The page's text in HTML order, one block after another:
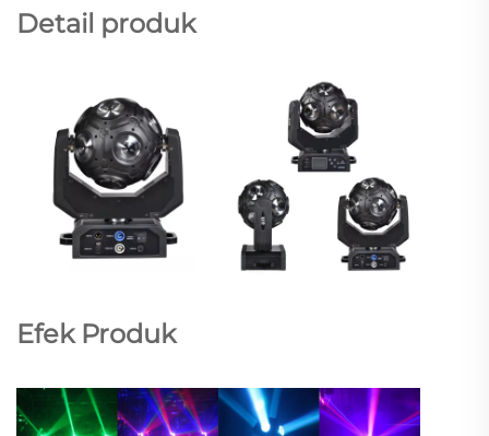
Detail produk
Efek Produk